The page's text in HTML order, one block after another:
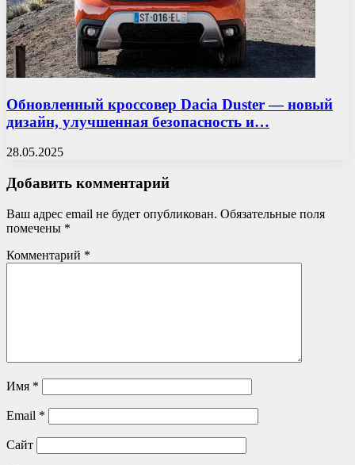
Обновленный кроссовер Dacia Duster — новый
дизайн, улучшенная безопасность и…
28.05.2025
Добавить комментарий
Ваш адрес email не будет опубликован. Обязательные поля
помечены *
Комментарий *
Имя *
Email *
Сайт